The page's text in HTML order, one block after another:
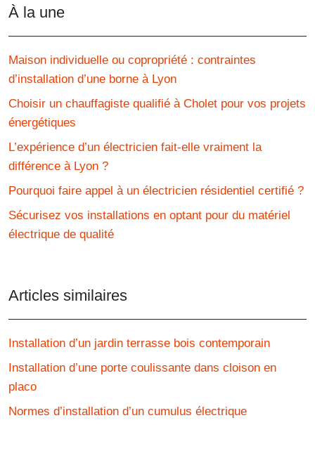
À la une
Maison individuelle ou copropriété : contraintes
d’installation d’une borne à Lyon
Choisir un chauffagiste qualifié à Cholet pour vos projets
énergétiques
L’expérience d’un électricien fait-elle vraiment la
différence à Lyon ?
Pourquoi faire appel à un électricien résidentiel certifié ?
Sécurisez vos installations en optant pour du matériel
électrique de qualité
Articles similaires
Installation d’un jardin terrasse bois contemporain
Installation d’une porte coulissante dans cloison en
placo
Normes d’installation d’un cumulus électrique